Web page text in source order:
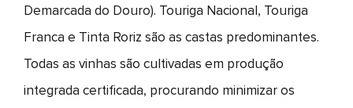
Demarcada do Douro). Touriga Nacional, Touriga
Franca e Tinta Roriz são as castas predominantes.
Todas as vinhas são cultivadas em produção
integrada certificada, procurando minimizar os